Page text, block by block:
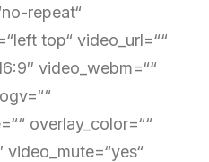
repeat“
top“ video_url=““
video_webm=““
overlay_color=““
video_mute=“yes“